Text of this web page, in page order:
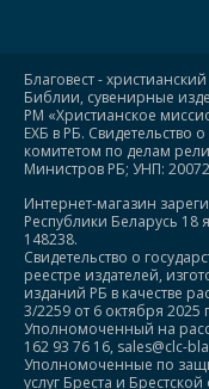
Благовест -
Библии, сувенирные
РМ «Христианское
ЕХБ в РБ. Свидетельство
комитетом по делам
Министров РБ; УНП:
Интернет-магазин
Республики Беларусь 18
148238.
Свидетельство о
реестре издателей,
изданий РБ в качестве
3/2259 от 6 октября 2025
Уполномоченный на
162 93 76 16, sales@clc-
Уполномоченные по
услуг Бреста и